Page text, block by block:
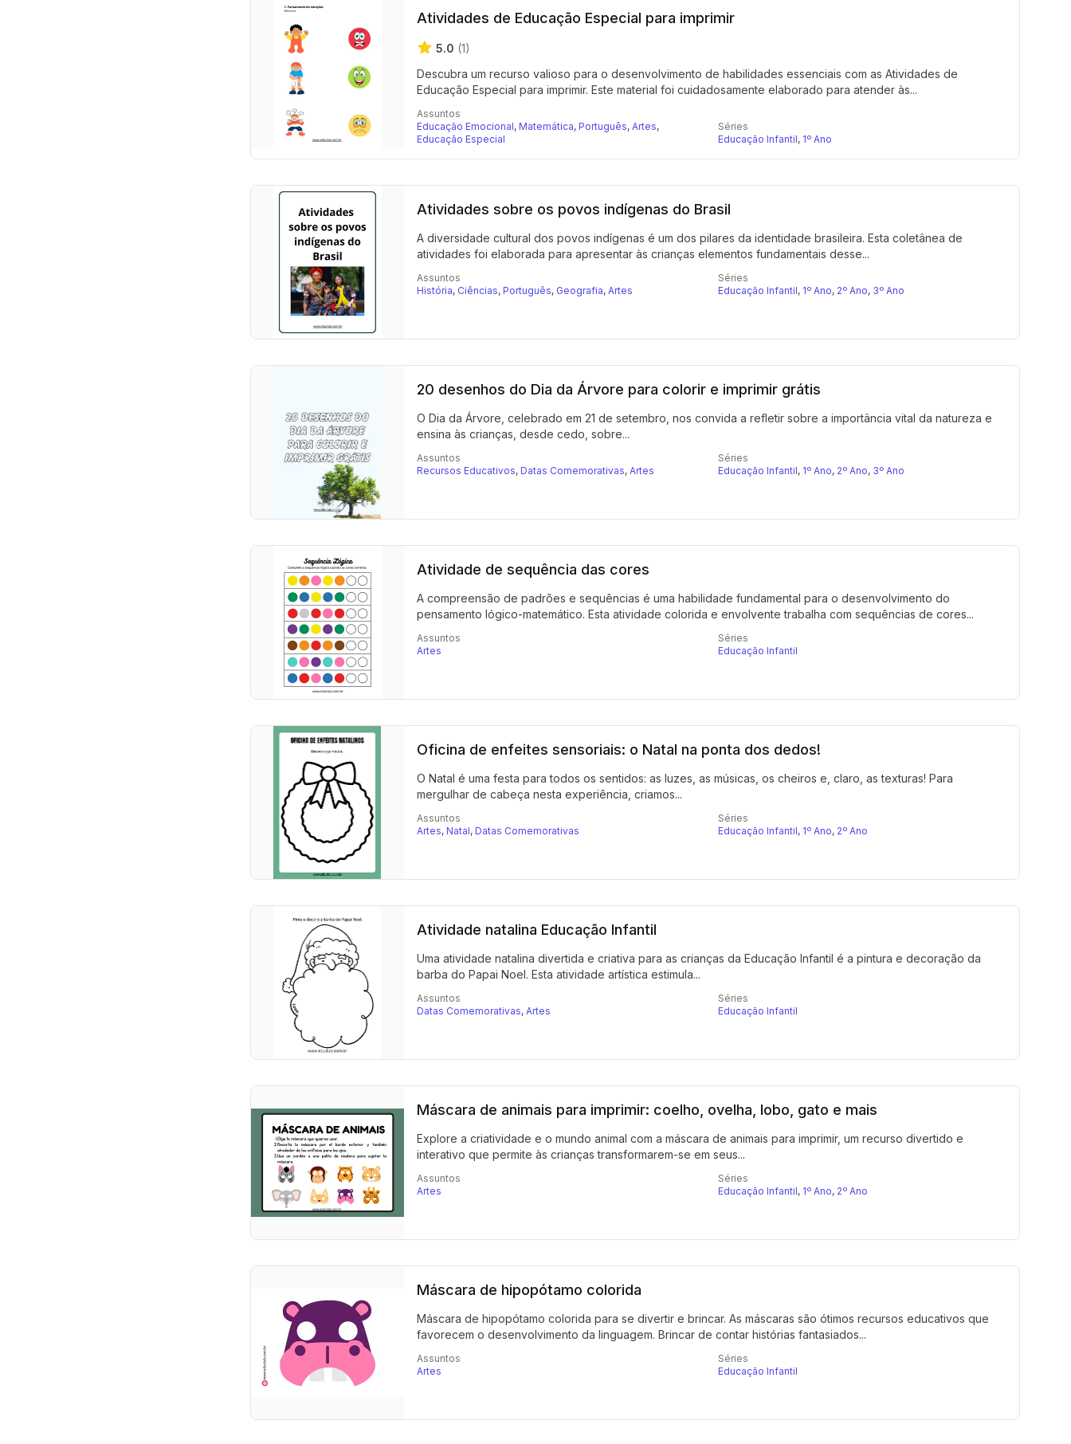
Atividades de Educação Especial para imprimir
5.0 (1)
Descubra um recurso valioso para o desenvolvimento de habilidades essenciais com as Atividades de
Educação Especial para imprimir. Este material foi cuidadosamente elaborado para atender às...
Assuntos
Educação Emocional, Matemática, Português, Artes,
Educação Especial
Séries
Educação Infantil, 1º Ano
Atividades sobre os povos indígenas do Brasil
A diversidade cultural dos povos indígenas é um dos pilares da identidade brasileira. Esta coletânea de
atividades foi elaborada para apresentar às crianças elementos fundamentais desse...
Assuntos
História, Ciências, Português, Geografia, Artes
Séries
Educação Infantil, 1º Ano, 2º Ano, 3º Ano
20 desenhos do Dia da Árvore para colorir e imprimir grátis
O Dia da Árvore, celebrado em 21 de setembro, nos convida a refletir sobre a importância vital da natureza e
ensina às crianças, desde cedo, sobre...
Assuntos
Recursos Educativos, Datas Comemorativas, Artes
Séries
Educação Infantil, 1º Ano, 2º Ano, 3º Ano
Atividade de sequência das cores
A compreensão de padrões e sequências é uma habilidade fundamental para o desenvolvimento do
pensamento lógico-matemático. Esta atividade colorida e envolvente trabalha com sequências de cores...
Assuntos
Artes
Séries
Educação Infantil
Oficina de enfeites sensoriais: o Natal na ponta dos dedos!
O Natal é uma festa para todos os sentidos: as luzes, as músicas, os cheiros e, claro, as texturas! Para
mergulhar de cabeça nesta experiência, criamos...
Assuntos
Artes, Natal, Datas Comemorativas
Séries
Educação Infantil, 1º Ano, 2º Ano
Atividade natalina Educação Infantil
Uma atividade natalina divertida e criativa para as crianças da Educação Infantil é a pintura e decoração da
barba do Papai Noel. Esta atividade artística estimula...
Assuntos
Datas Comemorativas, Artes
Séries
Educação Infantil
Máscara de animais para imprimir: coelho, ovelha, lobo, gato e mais
Explore a criatividade e o mundo animal com a máscara de animais para imprimir, um recurso divertido e
interativo que permite às crianças transformarem-se em seus...
Assuntos
Artes
Séries
Educação Infantil, 1º Ano, 2º Ano
Máscara de hipopótamo colorida
Máscara de hipopótamo colorida para se divertir e brincar. As máscaras são ótimos recursos educativos que
favorecem o desenvolvimento da linguagem. Brincar de contar histórias fantasiados...
Assuntos
Artes
Séries
Educação Infantil